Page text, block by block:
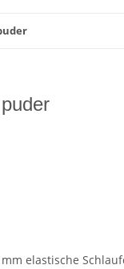
elastische